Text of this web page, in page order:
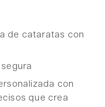
de cataratas con
con
que crea